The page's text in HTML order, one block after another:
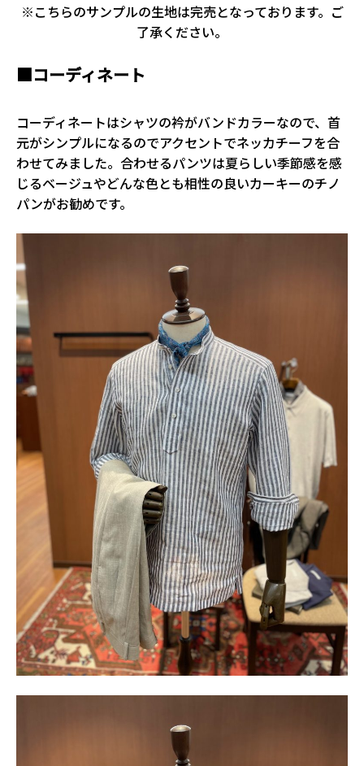
※こちらのサンプルの生地は完売となっております。ご
了承ください。
■コーディネート
コーディネートはシャツの衿がバンドカラーなので、首
元がシンプルになるのでアクセントでネッカチーフを合
わせてみました。合わせるパンツは夏らしい季節感を感
じるベージュやどんな色とも相性の良いカーキーのチノ
パンがお勧めです。